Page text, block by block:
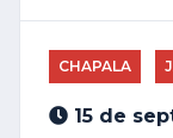
CHAPALA
15 de